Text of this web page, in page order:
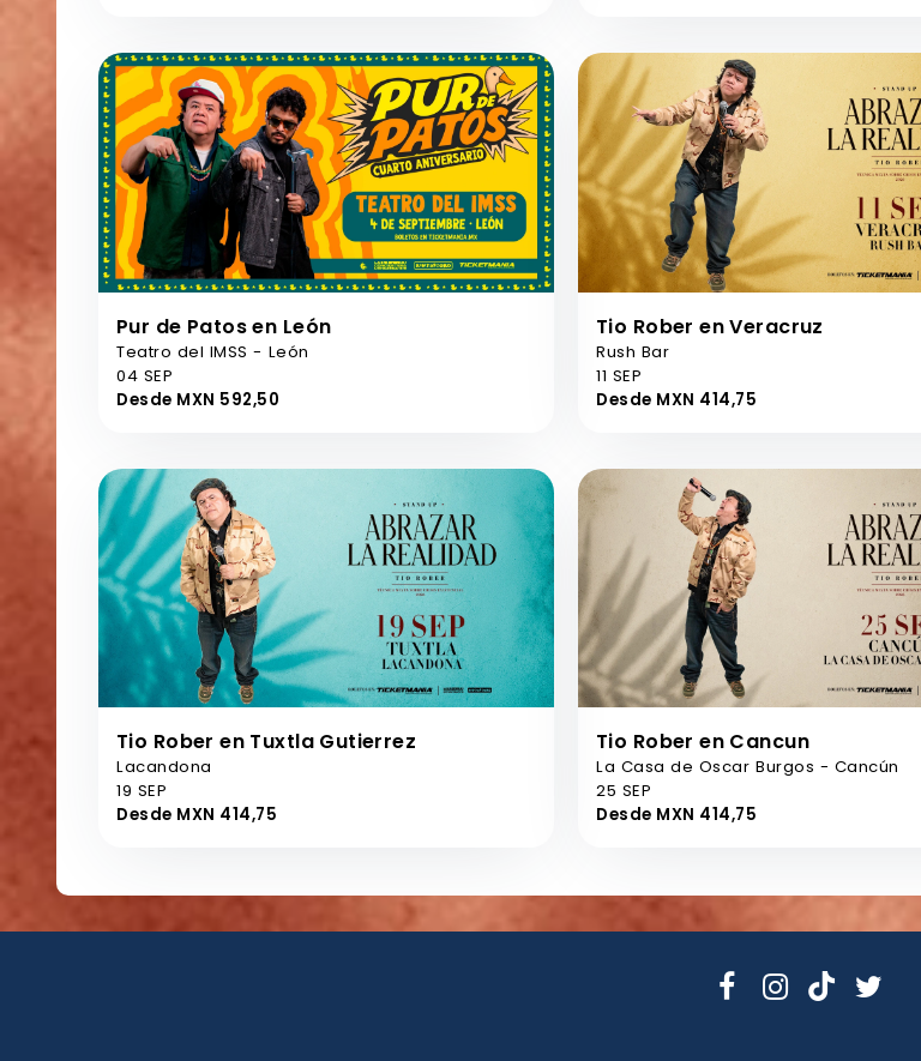
Pur de Patos en León
Teatro del IMSS - León
04 SEP
Desde MXN 592,50
Tio Rober en Veracruz
Rush Bar
11 SEP
Desde MXN 414,75
Tio Rober en Tuxtla Gutierrez
Lacandona
19 SEP
Desde MXN 414,75
Tio Rober en Cancun
La Casa de Oscar Burgos - Cancún
25 SEP
Desde MXN 414,75